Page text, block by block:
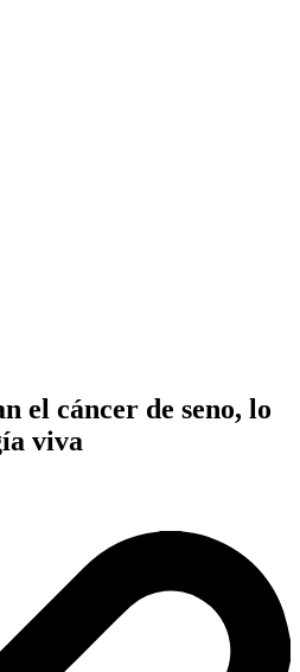
el cáncer de seno, lo
viva